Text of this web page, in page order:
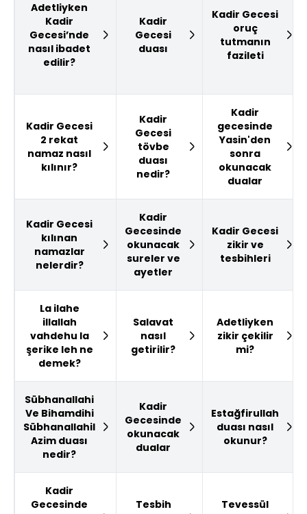
Adetliyken
Kadir
Gecesi’nde
nasıl ibadet
edilir?
Kadir
Gecesi
duası
Kadir Gecesi
oruç
tutmanın
fazileti
Kadir Gecesi
2 rekat
namaz nasıl
kılınır?
Kadir
Gecesi
tövbe
duası
nedir?
Kadir
gecesinde
Yasin'den
sonra
okunacak
dualar
Kadir Gecesi
kılınan
namazlar
nelerdir?
Kadir
Gecesinde
okunacak
sureler ve
ayetler
Kadir Gecesi
zikir ve
tesbihleri
La ilahe
illallah
vahdehu la
şerike leh ne
demek?
Salavat
nasıl
getirilir?
Adetliyken
zikir çekilir
mi?
Sübhanallahi
Ve Bihamdihi
Sübhanallahil
Azim duası
nedir?
Kadir
Gecesinde
okunacak
dualar
Estağfirullah
duası nasıl
okunur?
Kadir
Gecesinde
Tesbih
Tevessül